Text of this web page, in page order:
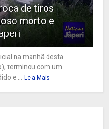
de tiros
morto e
na manhã desta
terminou com um
e ...
Leia Mais